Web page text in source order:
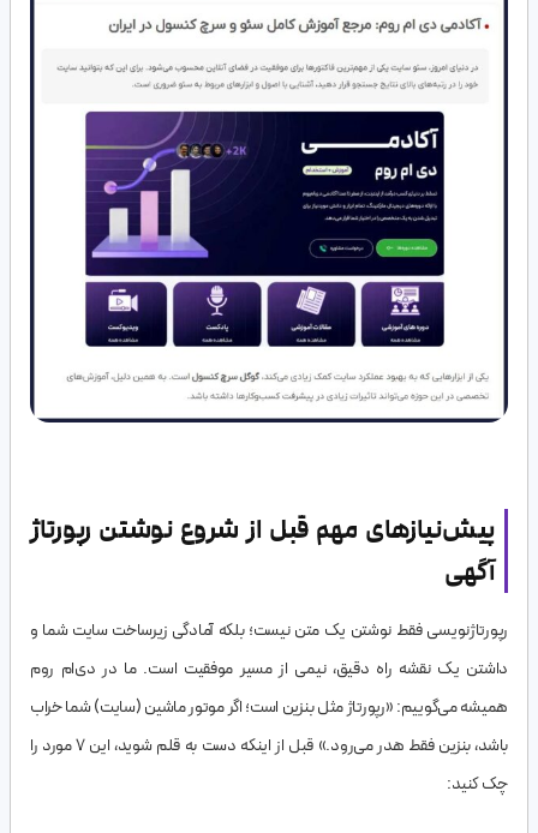
پیش‌نیازهای مهم قبل از شروع نوشتن رپورتاژ
آگهی
رپورتاژنویسی فقط نوشتن یک متن نیست؛ بلکه آمادگی زیرساخت سایت شما و
داشتن یک نقشه راه دقیق، نیمی از مسیر موفقیت است. ما در دی‌ام روم
همیشه می‌گوییم: «رپورتاژ مثل بنزین است؛ اگر موتور ماشین (سایت) شما خراب
باشد، بنزین فقط هدر می‌رود.» قبل از اینکه دست به قلم شوید، این ۷ مورد را
چک کنید: